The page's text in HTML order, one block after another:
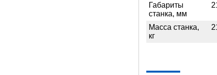
Габариты
станка, мм
Масса станка,
кг